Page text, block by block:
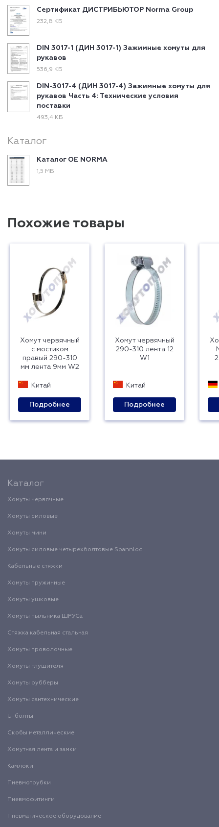
Сертификат ДИСТРИБЬЮТОР Norma Group
232,8 КБ
DIN 3017-1 (ДИН 3017-1) Зажимные хомуты для
рукавов
536,9 КБ
DIN-3017-4 (ДИН 3017-4) Зажимные хомуты для
рукавов Часть 4: Технические условия
поставки
493,4 КБ
Каталог
Каталог ОЕ NORMA
1,5 МБ
Похожие товары
Хомут червячный
с мостиком
правый 290-310
мм лента 9мм W2
Китай
Подробнее
Хомут червячный
290-310 лента 12
W1
Китай
Подробнее
Каталог
Хомуты червячные
Хомуты силовые
Хомуты мини
Хомуты силовые четырехболтовые Spannloc
Кабельные стяжки
Хомуты пружинные
Хомуты ушковые
Хомуты пыльника ШРУСа
Стяжка кабельная стальная
Хомуты проволочные
Хомуты глушителя
Хомуты рубберы
Хомуты сантехнические
U-болты
Скобы металлические
Хомутная лента и замки
Камлоки
Пневмотрубки
Пневмофитинги
Пневматическое оборудование